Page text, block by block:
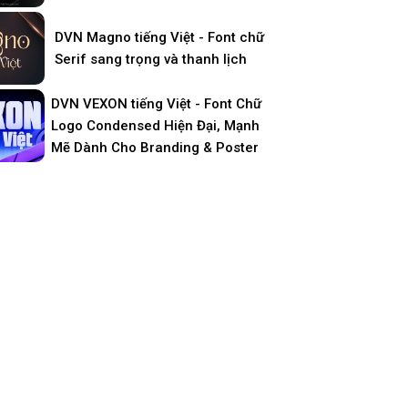
DVN Magno tiếng Việt - Font chữ
Serif sang trọng và thanh lịch
DVN VEXON tiếng Việt - Font Chữ
Logo Condensed Hiện Đại, Mạnh
Mẽ Dành Cho Branding & Poster